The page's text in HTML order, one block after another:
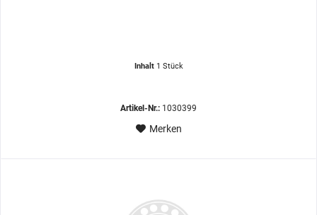
Inhalt 1 Stück
Artikel-Nr.: 1030399
Merken